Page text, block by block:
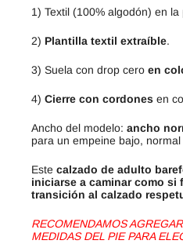
1) Textil (100% algodón) en la
2) Plantilla textil extraíble.
3) Suela con drop cero en
4) Cierre con cordones en
Ancho del modelo: ancho
para un empeine bajo,
Este calzado de adulto
iniciarse a caminar como si
transición al calzado
RECOMENDAMOS
MEDIDAS DEL PIE PARA